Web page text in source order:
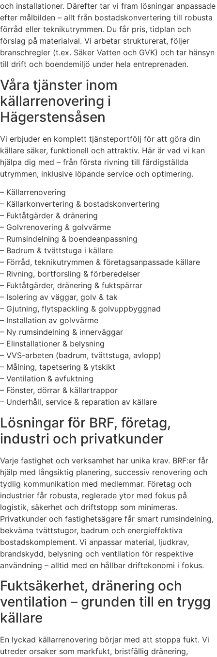
och installationer. Därefter tar vi fram lösningar anpassade
efter målbilden – allt från bostadskonvertering till robusta
förråd eller teknikutrymmen. Du får pris, tidplan och
förslag på materialval. Vi arbetar strukturerat, följer
branschregler (t.ex. Säker Vatten och GVK) och tar hänsyn
till drift och boendemiljö under hela entreprenaden.
Våra tjänster inom
källarrenovering i
Hägerstensåsen
Vi erbjuder en komplett tjänsteportfölj för att göra din
källare säker, funktionell och attraktiv. Här är vad vi kan
hjälpa dig med – från första rivning till färdigställda
utrymmen, inklusive löpande service och optimering.
– Källarrenovering
– Källarkonvertering & bostadskonvertering
– Fuktåtgärder & dränering
– Golvrenovering & golvvärme
– Rumsindelning & boendeanpassning
– Badrum & tvättstuga i källare
– Förråd, teknikutrymmen & företagsanpassade källare
– Rivning, bortforsling & förberedelser
– Fuktåtgärder, dränering & fuktspärrar
– Isolering av väggar, golv & tak
– Gjutning, flytspackling & golvuppbyggnad
– Installation av golvvärme
– Ny rumsindelning & innerväggar
– Elinstallationer & belysning
– VVS-arbeten (badrum, tvättstuga, avlopp)
– Målning, tapetsering & ytskikt
– Ventilation & avfuktning
– Fönster, dörrar & källartrappor
– Underhåll, service & reparation av källare
Lösningar för BRF, företag,
industri och privatkunder
Varje fastighet och verksamhet har unika krav. BRF:er får
hjälp med långsiktig planering, successiv renovering och
tydlig kommunikation med medlemmar. Företag och
industrier får robusta, reglerade ytor med fokus på
logistik, säkerhet och driftstopp som minimeras.
Privatkunder och fastighetsägare får smart rumsindelning,
bekväma tvättstugor, badrum och energieffektiva
bostadskomplement. Vi anpassar material, ljudkrav,
brandskydd, belysning och ventilation för respektive
användning – alltid med en hållbar driftekonomi i fokus.
Fuktsäkerhet, dränering och
ventilation – grunden till en trygg
källare
En lyckad källarrenovering börjar med att stoppa fukt. Vi
utreder orsaker som markfukt, bristfällig dränering,